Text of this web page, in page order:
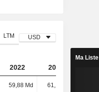
LTM USD
2022 2023
59,88 Md 61,12 Md
Ma Liste